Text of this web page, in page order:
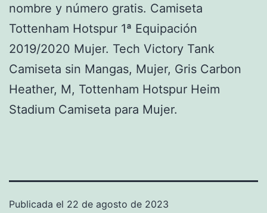
nombre y número gratis. Camiseta
Tottenham Hotspur 1ª Equipación
2019/2020 Mujer. Tech Victory Tank
Camiseta sin Mangas, Mujer, Gris Carbon
Heather, M, Tottenham Hotspur Heim
Stadium Camiseta para Mujer.
Publicada el 22 de agosto de 2023